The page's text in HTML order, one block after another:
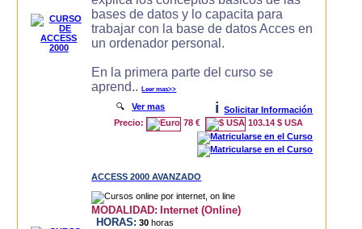
bases de datos y lo capacita para
trabajar con la base de datos Acces en
un ordenador personal.
En la primera parte del curso se
aprend..Leer mas>>
🔍Ver mas i
Solicitar Información
Precio:
78 € 103.14 $ USA
ACCESS 2000 AVANZADO
MODALIDAD: Internet (Online)
HORAS: 30 horas